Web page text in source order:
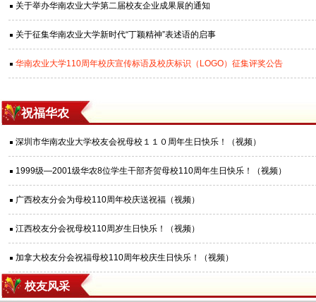
关于举办华南农业大学第二届校友企业成果展的通知
关于征集华南农业大学新时代“丁颖精神”表述语的启事
华南农业大学110周年校庆宣传标语及校庆标识（LOGO）征集评奖公告
祝福华农
深圳市华南农业大学校友会祝母校１１０周年生日快乐！（视频）
1999级—2001级华农8位学生干部齐贺母校110周年生日快乐！（视频）
广西校友分会为母校110周年校庆送祝福（视频）
江西校友分会祝母校110周岁生日快乐！（视频）
加拿大校友分会祝福母校110周年校庆生日快乐！（视频）
校友风采